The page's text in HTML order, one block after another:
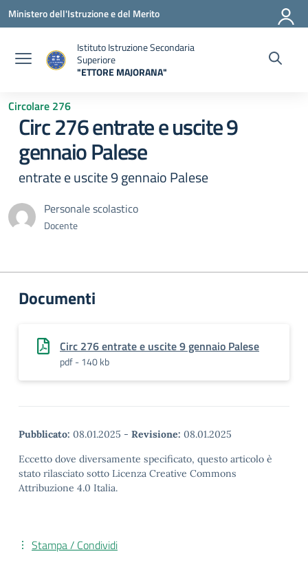
Vai ai contenuti
Vai al menu di navigazione
Vai al footer
Ministero dell'Istruzione e del Merito
Istituto Istruzione Secondaria
Superiore
"ETTORE MAJORANA"
Circolare 276
Circ 276 entrate e uscite 9
gennaio Palese
entrate e uscite 9 gennaio Palese
Personale scolastico
Docente
Documenti
Circ 276 entrate e uscite 9 gennaio Palese
pdf - 140 kb
Pubblicato: 08.01.2025 - Revisione: 08.01.2025
Eccetto dove diversamente specificato, questo articolo è
stato rilasciato sotto Licenza Creative Commons
Attribuzione 4.0 Italia.
Stampa / Condividi